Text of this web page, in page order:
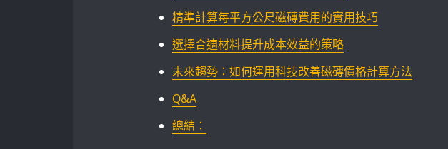
精準計算每平方公尺磁磚費用的實用技巧
選擇合適材料提升成本效益的策略​
未來趨勢：如何運用科技改善磁磚價格計算方法
Q&A
總結：